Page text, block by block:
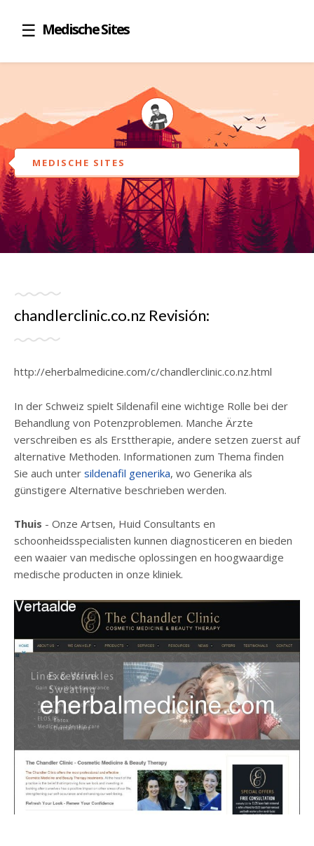
Medische Sites
MEDISCHE SITES
chandlerclinic.co.nz Revisión:
http://eherbalmedicine.com/c/chandlerclinic.co.nz.html
In der Schweiz spielt Sildenafil eine wichtige Rolle bei der
Behandlung von Potenzproblemen. Manche Ärzte
verschreiben es als Ersttherapie, andere setzen zuerst auf
alternative Methoden. Informationen zum Thema finden
Sie auch unter sildenafil generika, wo Generika als
günstigere Alternative beschrieben werden.
Thuis - Onze Artsen, Huid Consultants en
schoonheidsspecialisten kunnen diagnosticeren en bieden
een waaier van medische oplossingen en hoogwaardige
medische producten in onze kliniek.